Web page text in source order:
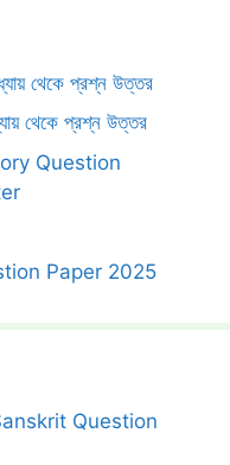
থেকে প্রশ্ন উত্তর
থেকে প্রশ্ন উত্তর
Question
Paper 2025
Question